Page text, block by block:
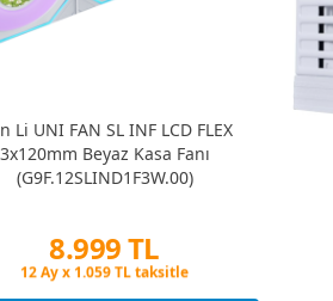
Li UNI FAN SL INF LCD FLEX
3x120mm Beyaz Kasa Fanı
(G9F.12SLIND1F3W.00)
8.999 TL
Peşin Fiyatına 3 Taksit